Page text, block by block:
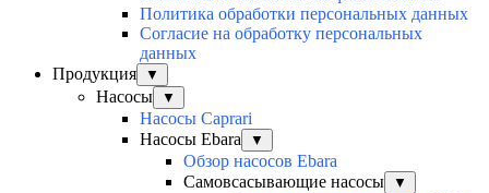
Политика обработки персональных данных
Согласие на обработку персональных
данных
Продукция
▼
Насосы ▼
Насосы Caprari
Насосы Ebara
▼
Обзор насосов Ebara
Самовсасывающие насосы
▼